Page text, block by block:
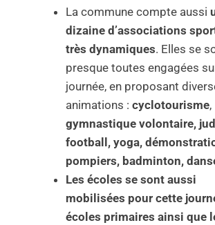
La commune compte aussi
dizaine d’associations
très dynamiques. Elles se
presque toutes engagées
journée, en proposant
animations :cyclotourisme,
gymnastique volontaire,
football, yoga,
pompiers, badminton,
Les écoles se sont aussi
mobilisées pour cette
écoles primaires ainsi que